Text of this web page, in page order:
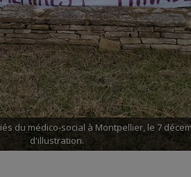
du médico-social à Montpellier, le 7
d'illustration.